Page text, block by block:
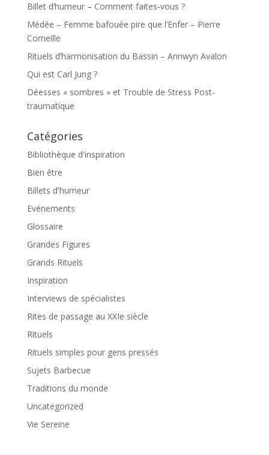
Billet d’humeur – Comment faites-vous ?
Médée – Femme bafouée pire que l’Enfer – Pierre
Corneille
Rituels d’harmonisation du Bassin – Annwyn Avalon
Qui est Carl Jung ?
Déesses « sombres » et Trouble de Stress Post-
traumatique
Catégories
Bibliothèque d'inspiration
Bien être
Billets d'humeur
Evénements
Glossaire
Grandes Figures
Grands Rituels
Inspiration
Interviews de spécialistes
Rites de passage au XXIe siècle
Rituels
Rituels simples pour gens pressés
Sujets Barbecue
Traditions du monde
Uncategorized
Vie Sereine